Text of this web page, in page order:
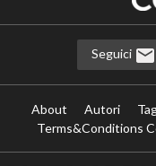
Seguici
About Autori
Terms&Conditions